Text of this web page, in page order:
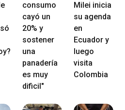
consumo
cayó un
20% y
sostener
una
panadería
es muy
dificil"
Milei inicia
su agenda
en
Ecuador y
luego
visita
Colombia